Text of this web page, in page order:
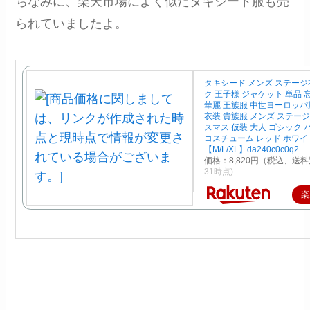
られていましたよ。
タキシード メンズ ステー
ク 王子様 ジャケット 単品
華麗 王族服 中世ヨーロッ
衣装 貴族服 メンズ ステー
スマス 仮装 大人 ゴシック
コスチューム レッド ホワ
【M/L/XL】da240c0c0q2
価格：8,820円（税込、送
31時点)